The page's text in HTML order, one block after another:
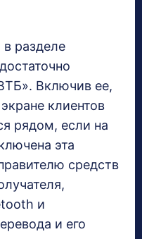
разделе
Включив ее,
клиентов
рядом, если на
эта
средств
и
и его